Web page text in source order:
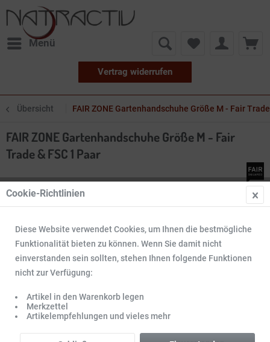
Menü
Vertrag widerrufen
Übersicht FAIR ZONE Gartenhandschuhe Größe M - Fair
FAIR ZONE Gartenhandschuhe Größe M - Fair
Trade & FSC 1 Paar
Cookie-Richtlinien
Diese Website verwendet Cookies, um Ihnen die bestmögliche
Funktionalität bieten zu können. Wenn Sie damit nicht
einverstanden sein sollten, stehen Ihnen folgende Funktionen
nicht zur Verfügung:
Artikel in den Warenkorb legen
Merkzettel
Artikelempfehlungen und vieles mehr